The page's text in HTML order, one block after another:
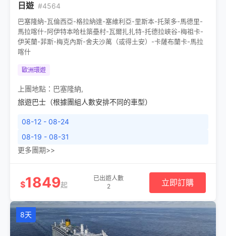
日遊 #4564
巴塞隆納-瓦倫西亞-格拉納達-塞維利亞-里斯本-托萊多-馬德里-
馬拉喀什-阿伊特本哈杜築壘村-瓦爾扎扎特-托德拉峽谷-梅祖卡-
伊芙蘭-菲斯-梅克內斯-舍夫沙萬（或得土安）-卡薩布蘭卡-馬拉
喀什
歐洲環遊
上團地點： 巴塞隆納,
旅遊巴士（根據團組人數安排不同的車型）
08-12 - 08-24
08-19 - 08-31
更多團期>>
$1849起
已出遊人數
2
立即訂購
8天